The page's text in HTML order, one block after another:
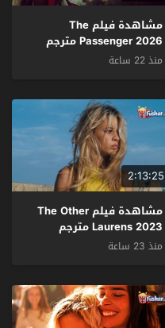
مشاهدة فيلم The
Passenger 2026 مترجم
منذ 22 ساعة
2:13:25
مشاهدة فيلم The Other
Laurens 2023 مترجم
منذ 23 ساعة